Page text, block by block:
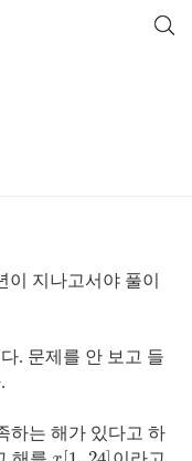
지나고서야 풀이
. 문제를 안 보고 들
하는 해가 있다고 하